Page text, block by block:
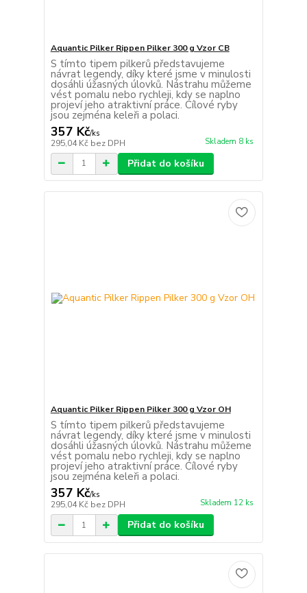
Aquantic Pilker Rippen Pilker 300 g Vzor CB
S tímto tipem pilkerů představujeme
návrat legendy, díky které jsme v minulosti
dosáhli úžasných úlovků. Nástrahu můžeme
vést pomalu nebo rychleji, kdy se naplno
projeví jeho atraktivní práce. Cílové ryby
jsou zejména keleři a polaci.
357 Kč/ks
295,04 Kč bez DPH Skladem 8 ks
Přidat do košíku
Aquantic Pilker Rippen Pilker 300 g Vzor OH
S tímto tipem pilkerů představujeme
návrat legendy, díky které jsme v minulosti
dosáhli úžasných úlovků. Nástrahu můžeme
vést pomalu nebo rychleji, kdy se naplno
projeví jeho atraktivní práce. Cílové ryby
jsou zejména keleři a polaci.
357 Kč/ks
295,04 Kč bez DPH Skladem 12 ks
Přidat do košíku